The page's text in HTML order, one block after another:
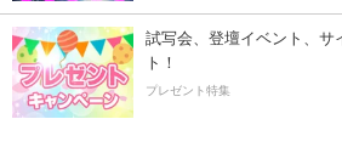
試写会、登壇イベント、サ
ト！
プレゼント特集